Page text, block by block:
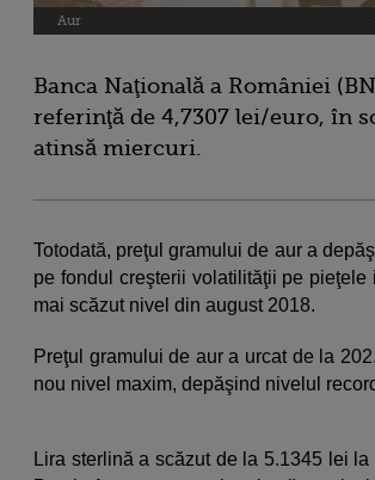
Aur
Banca Naţională a României
referinţă de 4,7307 lei/euro, în
atinsă miercuri.
Totodată, preţul gramului de aur a
pe fondul creşterii volatilităţii pe
mai scăzut nivel din august 2018.
Preţul gramului de aur a urcat de la
nou nivel maxim, depăşind nivelul
Lira sterlină a scăzut de la 5.1345 lei